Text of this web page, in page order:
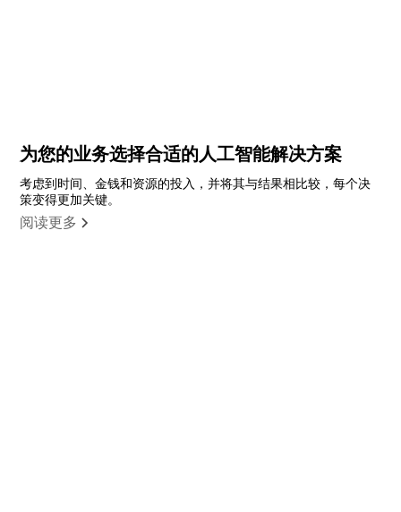
为您的业务选择合适的人工智能解决方案
考虑到时间、金钱和资源的投入，并将其与结果相比较，每个决
策变得更加关键。
阅读更多